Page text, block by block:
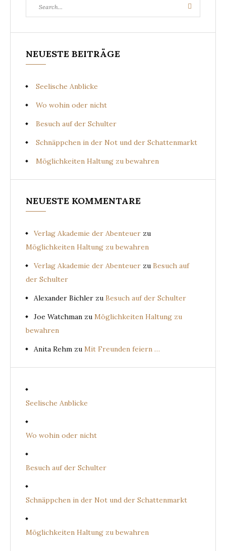
for:
Search
NEUESTE BEITRÄGE
Seelische Anblicke
Wo wohin oder nicht
Besuch auf der Schulter
Schnäppchen in der Not und der Schattenmarkt
Möglichkeiten Haltung zu bewahren
NEUESTE KOMMENTARE
Verlag Akademie der Abenteuer zu
Möglichkeiten Haltung zu bewahren
Verlag Akademie der Abenteuer zu Besuch auf
der Schulter
Alexander Bichler zu Besuch auf der Schulter
Joe Watchman zu Möglichkeiten Haltung zu
bewahren
Anita Rehm zu Mit Freunden feiern …
Seelische Anblicke
Wo wohin oder nicht
Besuch auf der Schulter
Schnäppchen in der Not und der Schattenmarkt
Möglichkeiten Haltung zu bewahren